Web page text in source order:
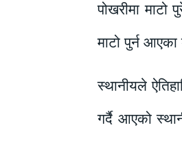
पोखरीमा
माटो पुर्न
स्थानीयले
गर्दै आएको